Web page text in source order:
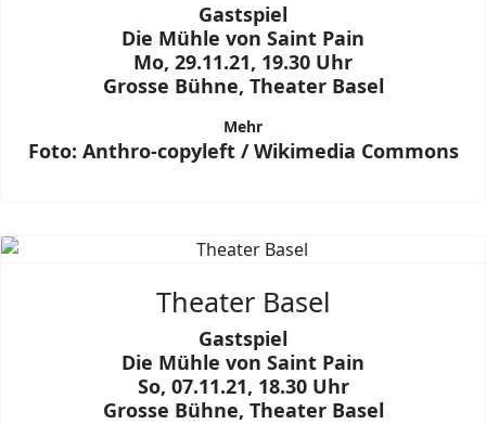
Gastspiel
Die Mühle von Saint Pain
Mo, 29.11.21, 19.30 Uhr
Grosse Bühne, Theater Basel
Mehr
Foto: Anthro-copyleft / Wikimedia Commons
Theater Basel
Gastspiel
Die Mühle von Saint Pain
So, 07.11.21, 18.30 Uhr
Grosse Bühne, Theater Basel